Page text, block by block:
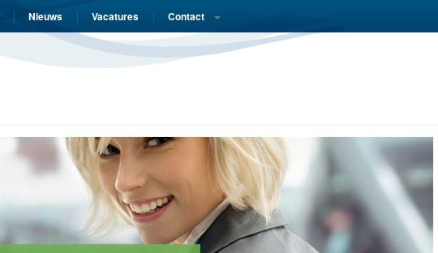
Nieuws Vacatures Contact